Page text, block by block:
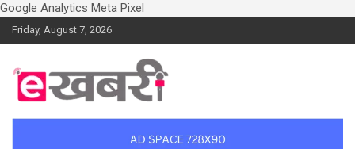
Google Analytics Meta Pixel
Skip
to
Friday, August 7, 2026
Ekhabri.com